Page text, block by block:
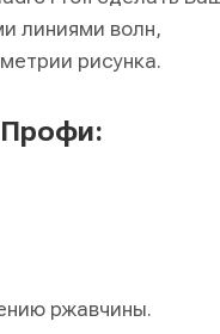
линиями волн,
рисунка.
ржавчины.